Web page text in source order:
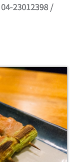
23012398 /